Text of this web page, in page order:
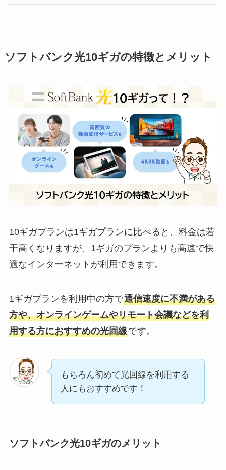
ソフトバンク光10ギガの特徴とメリット
10ギガプランは1ギガプランに比べると、料金は若
干高くなりますが、1ギガのプランよりも高速で快
適なインターネットが利用できます。
1ギガプランを利用中の方で通信速度に不満がある
方や、オンラインゲームやリモート会議などを利
用する方におすすめの光回線です。
もちろん初めて光回線を利用する
人にもおすすめです！
ソフトバンク光10ギガのメリット